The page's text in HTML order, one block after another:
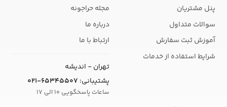
پنل مشتریان
سوالات متداول
آموزش ثبت سفارش
شرایط استفاده از خدمات
مجله حراجونه
درباره ما
ارتباط با ما
تهران - اندیشه
پشتیبانی: 021-65345507
ساعات پاسخگویی 10 الی 17